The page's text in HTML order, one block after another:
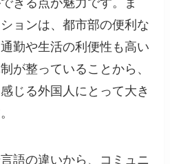
きる点が魅力です。ま
ョンは、都市部の便利な
勤や生活の利便性も高い
が整っていることから、
じる外国人にとって大き
語の違いから、コミュニ